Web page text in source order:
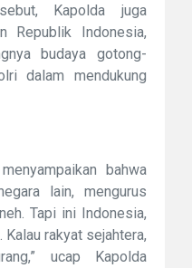
Kapolda juga
Republik Indonesia,
budaya gotong-
dalam mendukung
bahwa
lain, mengurus
Tapi ini Indonesia,
rakyat sejahtera,
ucap Kapolda